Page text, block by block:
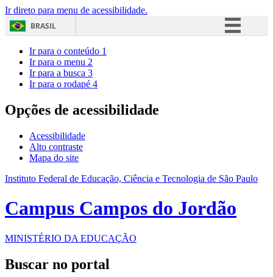
Ir direto para menu de acessibilidade.
BRASIL
Acesso à informação
Ir para o conteúdo 1
Ir para o menu 2
Ir para a busca 3
Ir para o rodapé 4
Opções de acessibilidade
Acessibilidade
Alto contraste
Mapa do site
Instituto Federal de Educação, Ciência e Tecnologia de São Paulo
Campus Campos do Jordão
MINISTÉRIO DA EDUCAÇÃO
Buscar no portal